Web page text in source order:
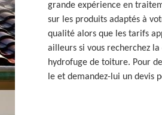
grande expérience en
sur les produits adaptés à
qualité alors que les tarifs
ailleurs si vous recherchez
hydrofuge de toiture. Pour
le et demandez-lui un devis